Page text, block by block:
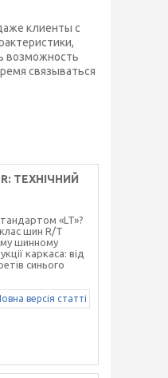
клиенты с
возможность
связываться
ТЕХНІЧНИЙ
«LT»?
шин R/T
шинному
каркаса: від
синього
версія статті